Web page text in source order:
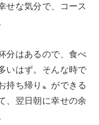
せな気分で、コース
分はあるので、食べ
いはず。そんな時で
持ち帰り〟ができる
、翌日朝に幸せの余